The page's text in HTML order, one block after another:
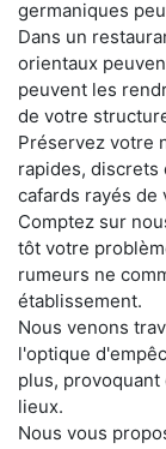
germaniques
Dans un
orientaux
peuvent les
de votre
Préservez votre
rapides, discrets
cafards rayés de
Comptez sur
tôt votre
rumeurs ne
établissement.
Nous venons
l'optique
plus,
lieux.
Nous vous